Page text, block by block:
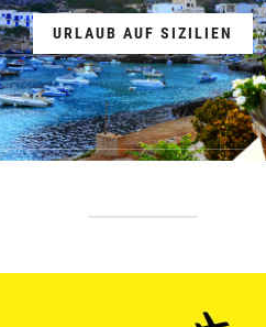
URLAUB AUF SIZILIEN